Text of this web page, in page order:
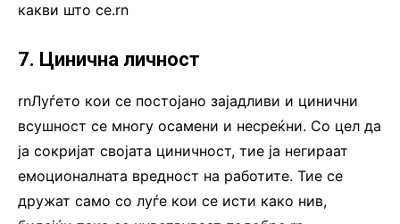
какви што се.rn
7. Цинична личност
rnЛуѓето кои се постојано зајадливи и цинични
всушност се многу осамени и несреќни. Со цел да
ја сокријат својата циничност, тие ја негираат
емоционалната вредност на работите. Тие се
дружат само со луѓе кои се исти како нив,